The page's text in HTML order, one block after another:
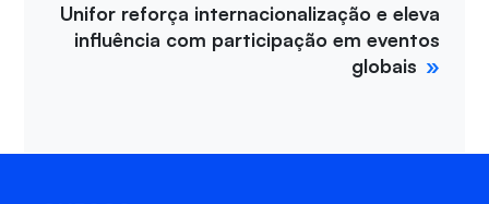
Unifor reforça internacionalização e eleva
influência com participação em eventos
globais